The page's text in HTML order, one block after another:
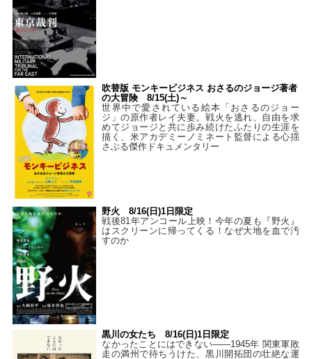
吹替版 モンキービジネス おさるのジョージ著者
の大冒険 8/15(土)～
世界中で愛されている絵本「おさるのジョー
ジ」の原作者レイ夫妻。戦火を逃れ、自由を求
めてジョージと共に歩み続けたふたりの生涯を
描く、米アカデミーノミネート監督による心揺
さぶる傑作ドキュメンタリー
野火 8/16(日)1日限定
戦後81年アンコール上映！今年の夏も『野火』
はスクリーンに帰ってくる！なぜ大地を血で汚
すのか
黒川の女たち 8/16(日)1日限定
なかったことにはできない——1945年 関東軍敗
走の満州で待ちうけた、黒川開拓団の壮絶な運